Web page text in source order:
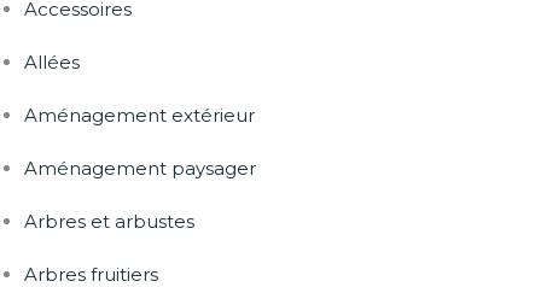
Accessoires
Allées
Aménagement extérieur
Aménagement paysager
Arbres et arbustes
Arbres fruitiers